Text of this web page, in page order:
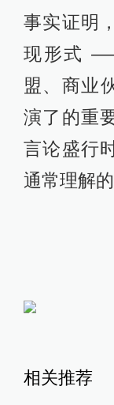
事实证明
现形式
盟、商业
演了的重
言论盛行
通常理解
相关推荐